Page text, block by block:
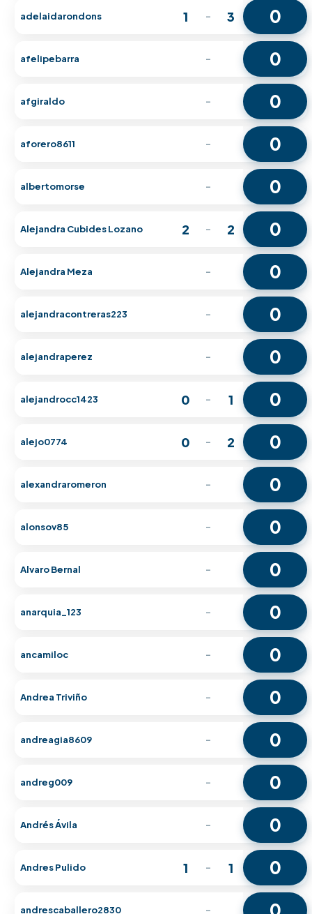
adelaidarondons 1 - 3 0
afelipebarra - 0
afgiraldo - 0
aforero8611 - 0
albertomorse - 0
Alejandra Cubides Lozano 2 - 2 0
Alejandra Meza - 0
alejandracontreras223 - 0
alejandraperez - 0
alejandrocc1423 0 - 1 0
alejo0774 0 - 2 0
alexandraromeron - 0
alonsov85 - 0
Alvaro Bernal - 0
anarquia_123 - 0
ancamiloc - 0
Andrea Triviño - 0
andreagia8609 - 0
andreg009 - 0
Andrés Ávila - 0
Andres Pulido 1 - 1 0
andrescaballero2830 - 0